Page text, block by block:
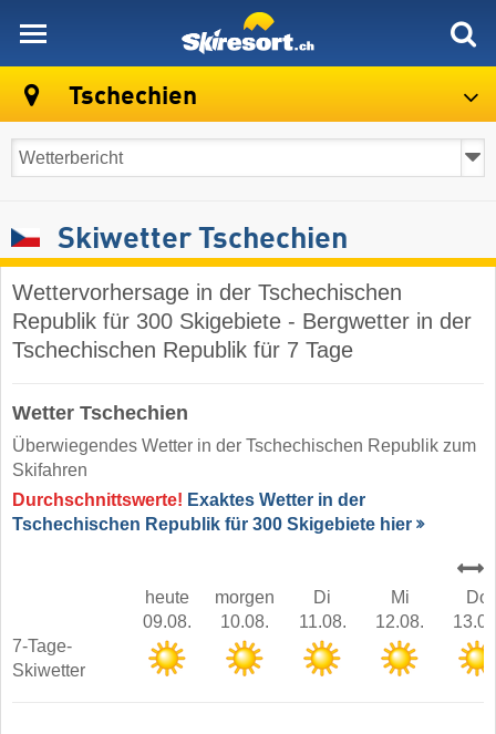
Tschechien
Skiwetter Tschechien
Wettervorhersage in der Tschechischen
Republik für 300 Skigebiete - Bergwetter in der
Tschechischen Republik für 7 Tage
Wetter Tschechien
Überwiegendes Wetter in der Tschechischen Republik zum
Skifahren
Durchschnittswerte! Exaktes Wetter in der
Tschechischen Republik für 300 Skigebiete hier
heute
09.08.
morgen
10.08.
Di
11.08.
Mi
12.08.
Do
7-Tage-
Skiwetter